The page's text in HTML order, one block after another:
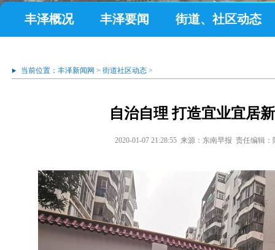
丰泽概况 丰泽要闻 街道、社区动态
当前位置： 丰泽新闻网 > 街道社区动态 >
自治自理 打造宜业宜居
2020-01-07 21:28:55 来源：东南早报 责任编辑：